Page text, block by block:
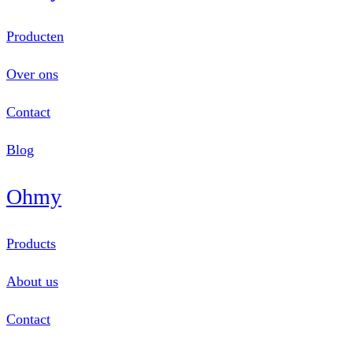
Producten
Over ons
Contact
Blog
Ohmy
Products
About us
Contact